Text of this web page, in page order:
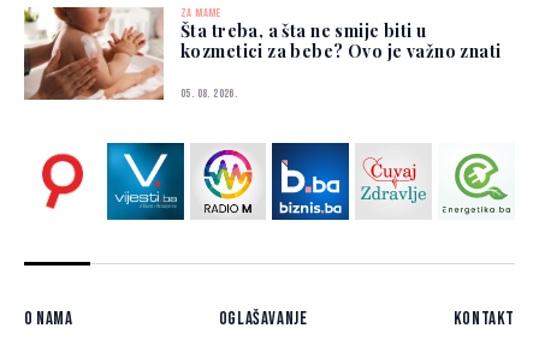
ZA MAME
Šta treba, a šta ne smije biti u
kozmetici za bebe? Ovo je važno znati
05. 08. 2026.
O nama Oglašavanje Kontakt